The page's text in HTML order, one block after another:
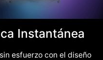
Instantánea
esfuerzo con el diseño